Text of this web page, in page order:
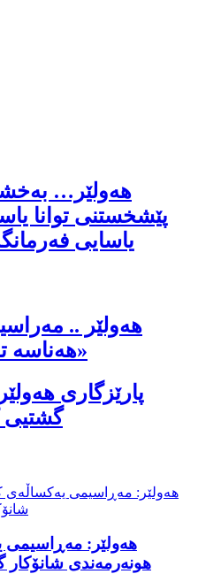
هەولێر…
پێشخستنی توانا
یاسایی
هەولێر ..
«هەناسە
پارێزگاری
گشتیی
هەولێر: مەڕاسیمی
هونەرمەندی شانۆکار